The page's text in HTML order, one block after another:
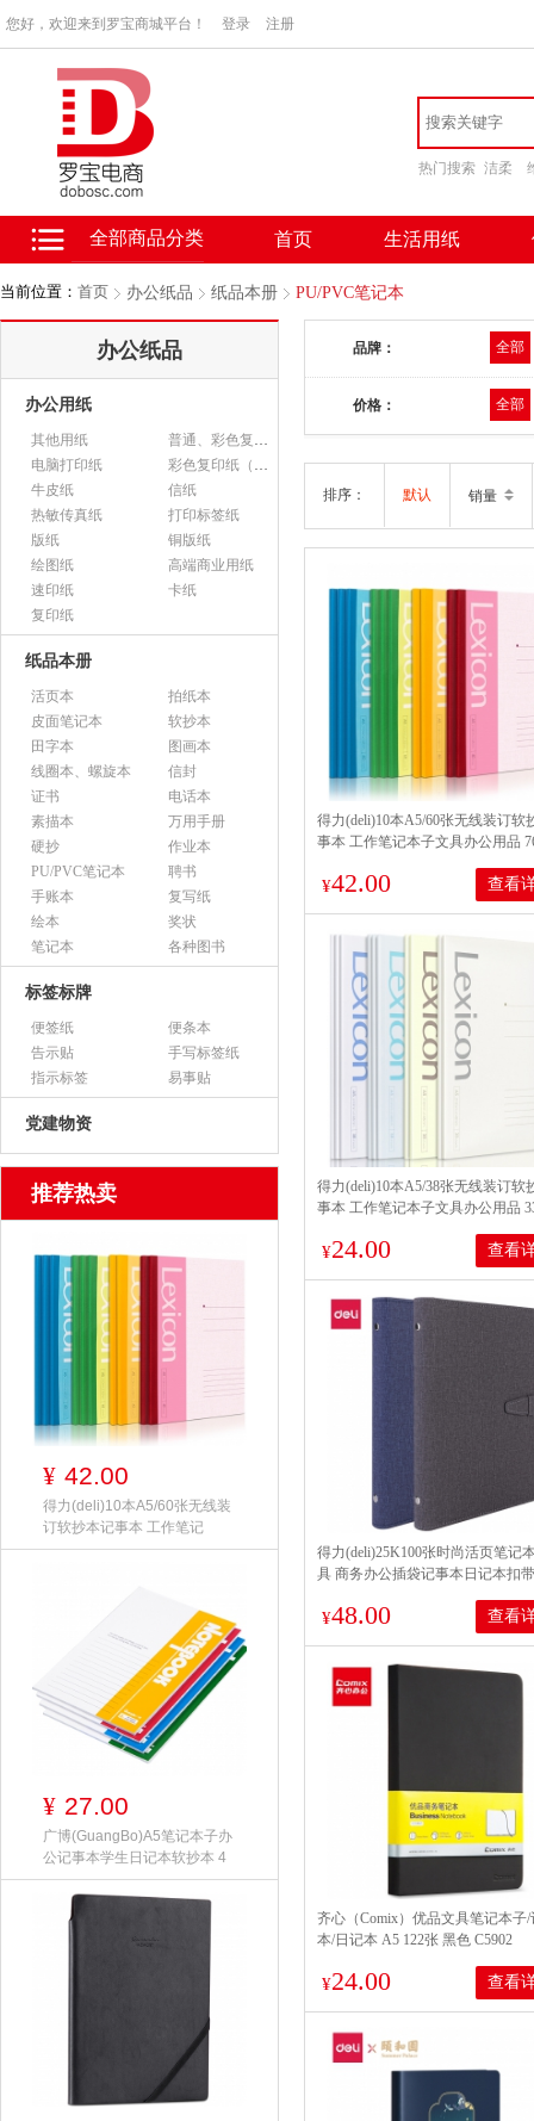
您好，欢迎来到罗宝商城平台！ 登录 注册
热门搜索 洁柔
全部商品分类 首页 生活用纸
当前位置： 首页 办公纸品 纸品本册 PU/PVC笔记本
办公纸品
办公用纸
其他用纸
普通、彩色复印纸
电脑打印纸
彩色复印纸（政采）
牛皮纸
信纸
热敏传真纸
打印标签纸
版纸
铜版纸
绘图纸
高端商业用纸
速印纸
卡纸
复印纸
纸品本册
活页本
拍纸本
皮面笔记本
软抄本
田字本
图画本
线圈本、螺旋本
信封
证书
电话本
素描本
万用手册
硬抄
作业本
PU/PVC笔记本
聘书
手账本
复写纸
绘本
奖状
笔记本
各种图书
标签标牌
便签纸
便条本
告示贴
手写标签纸
指示标签
易事贴
党建物资
推荐热卖
¥ 42.00
得力(deli)10本A5/60张无线装
订软抄本记事本 工作笔记
¥ 27.00
广博(GuangBo)A5笔记本子办
公记事本学生日记本软抄本 4
品牌： 全部
价格： 全部
排序： 默认 销量
得力(deli)10本A5/60张无线装订软
事本 工作笔记本子文具办公用品
¥42.00 查看
得力(deli)10本A5/38张无线装订软
事本 工作笔记本子文具办公用品
¥24.00 查看
得力(deli)25K100张时尚活页笔记
具 商务办公插袋记事本日记本扣
¥48.00 查看
齐心（Comix）优品文具笔记本子/
本/日记本 A5 122张 黑色 C5902
¥24.00 查看